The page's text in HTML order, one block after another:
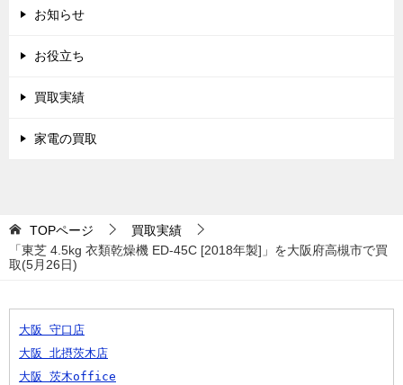
お知らせ
お役立ち
買取実績
家電の買取
TOPページ
買取実績
「東芝 4.5kg 衣類乾燥機 ED-45C [2018年製]」を大阪府高槻市で買
取(5月26日)
大阪 守口店
大阪 北摂茨木店
大阪 茨木office